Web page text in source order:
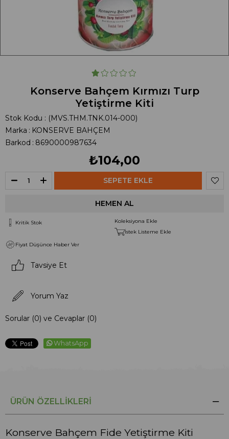
Konserve Bahçem Kırmızı Turp
Yetiştirme Kiti
Stok Kodu
(MVS.THM.TNK.014-000)
Marka : KONSERVE BAHÇEM
Barkod : 8690000987634
₺104,00
Kritik Stok
Koleksiyona Ekle
İstek Listeme Ekle
Fiyat Düşünce Haber Ver
Tavsiye Et
Yorum Yaz
Sorular (0) ve Cevaplar (0)
WhatsApp
ÜRÜN ÖZELLIKLERI
Konserve Bahçem Fide Yetiştirme Kiti